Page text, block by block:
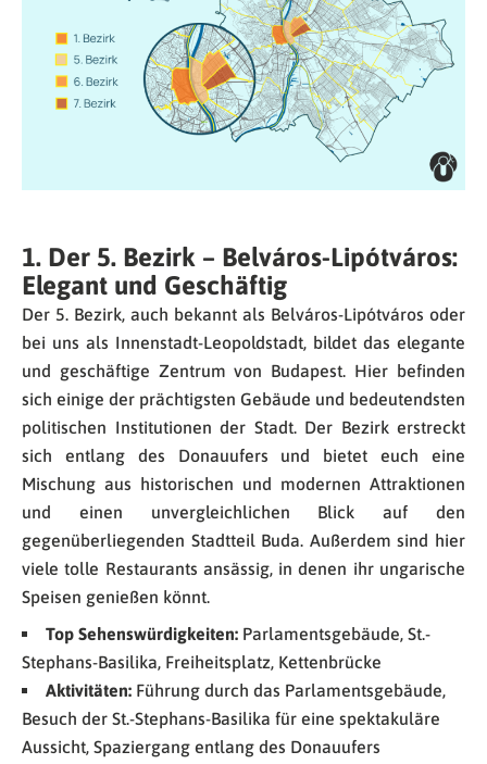
1. Der 5. Bezirk – Belváros-Lipótváros:
Elegant und Geschäftig
Der 5. Bezirk, auch bekannt als Belváros-Lipótváros oder
bei uns als Innenstadt-Leopoldstadt, bildet das elegante
und geschäftige Zentrum von Budapest. Hier befinden
sich einige der prächtigsten Gebäude und bedeutendsten
politischen Institutionen der Stadt. Der Bezirk erstreckt
sich entlang des Donauufers und bietet euch eine
Mischung aus historischen und modernen Attraktionen
und einen unvergleichlichen Blick auf den
gegenüberliegenden Stadtteil Buda. Außerdem sind hier
viele tolle Restaurants ansässig, in denen ihr ungarische
Speisen genießen könnt.
Top Sehenswürdigkeiten: Parlamentsgebäude, St.-
Stephans-Basilika, Freiheitsplatz, Kettenbrücke
Aktivitäten: Führung durch das Parlamentsgebäude,
Besuch der St.-Stephans-Basilika für eine spektakuläre
Aussicht, Spaziergang entlang des Donauufers